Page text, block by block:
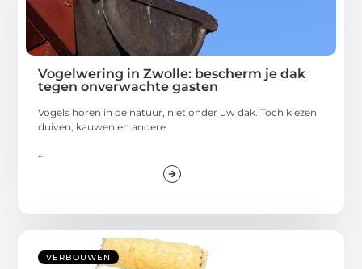
Vogelwering in Zwolle: bescherm je dak
tegen onverwachte gasten
Vogels horen in de natuur, niet onder uw dak. Toch kiezen
duiven, kauwen en andere
VERBOUWEN